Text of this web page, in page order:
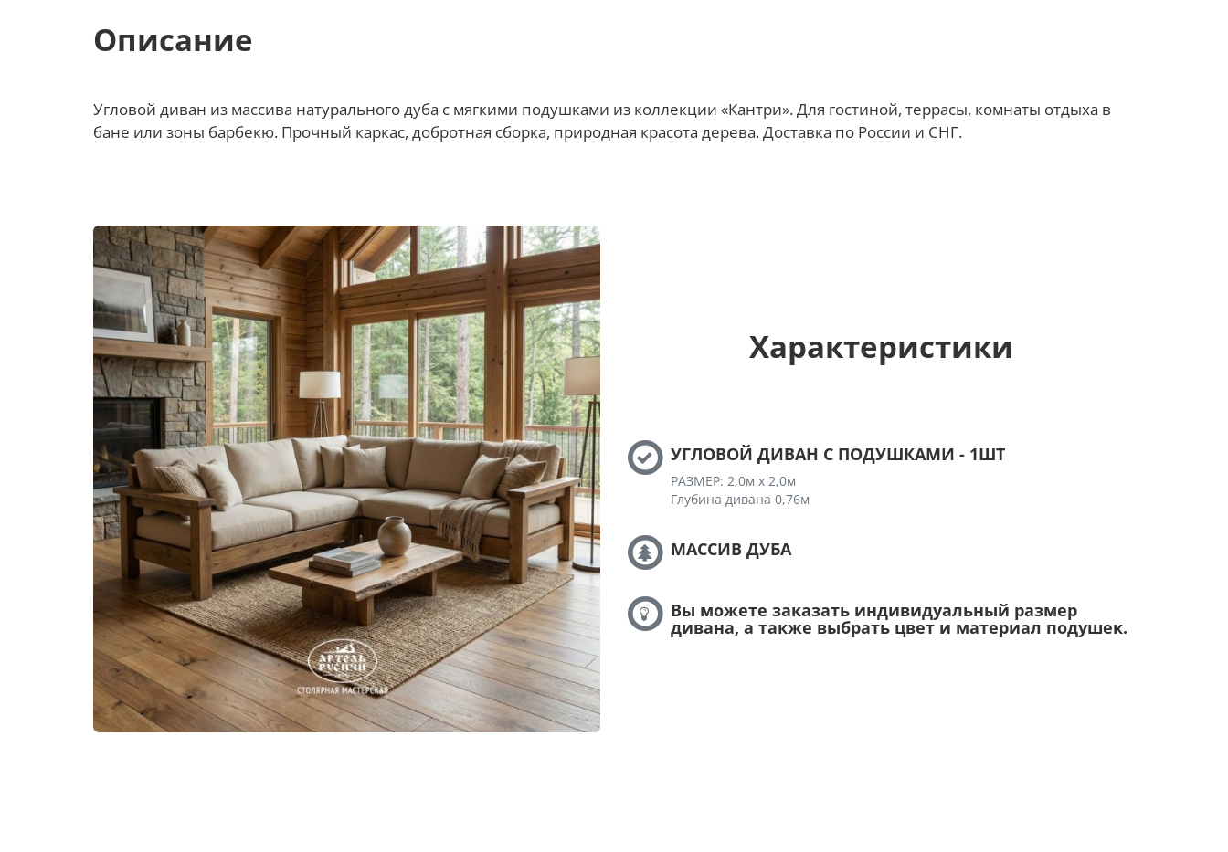
Описание
Угловой диван из массива натурального дуба с мягкими подушками из коллекции «Кантри». Для гостиной, террасы, комнаты отдыха в
бане или зоны барбекю. Прочный каркас, добротная сборка, природная красота дерева. Доставка по России и СНГ.
Характеристики
УГЛОВОЙ ДИВАН С ПОДУШКАМИ - 1ШТ
РАЗМЕР: 2,0м х 2,0м
Глубина дивана 0,76м
МАССИВ ДУБА
Вы можете заказать индивидуальный размер
дивана, а также выбрать цвет и материал подушек.